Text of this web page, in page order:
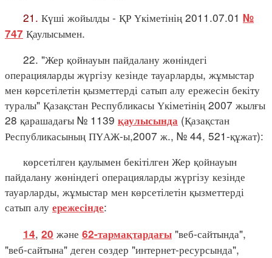
21. Күші жойылды - ҚР Үкіметінің 2011.07.01 №
747 Қаулысымен.
22. "Жер қойнауын пайдалану жөніндегі
операцияларды жүргізу кезінде тауарларды, жұмыстар
мен көрсетілетін қызметтерді сатып алу ережесін бекіту
туралы" Қазақстан Республикасы Үкіметінің 2007 жылғы
28 қарашадағы № 1139 қаулысында (Қазақстан
Республикасының ПҮАЖ-ы,2007 ж., № 44, 521-құжат):
көрсетілген қаулымен бекітілген Жер қойнауын
пайдалану жөніндегі операцияларды жүргізу кезінде
тауарларды, жұмыстар мен көрсетілетін қызметтерді
сатып алу ережесінде:
14, 20 және 62-тармақтардағы "веб-сайтында",
"веб-сайтына" деген сөздер "интернет-ресурсында",